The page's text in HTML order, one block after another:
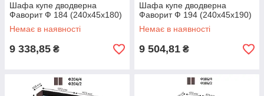
Шафа купе дводверна
Фаворит Ф 184 (240х45х180)
Немає в наявності
9 338,85 ₴
Шафа купе дводверна
Фаворит Ф 194 (240х45х190)
Немає в наявності
9 504,81 ₴